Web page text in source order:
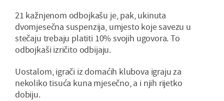
21 kažnjenom odbojkašu je, pak, ukinuta
dvomjesečna suspenzija, umjesto koje savezu u
stečaju trebaju platiti 10% svojih ugovora. To
odbojkaši izričito odbijaju.
Uostalom, igrači iz domaćih klubova igraju za
nekoliko tisuća kuna mjesečno, a i njih rijetko
dobiju.